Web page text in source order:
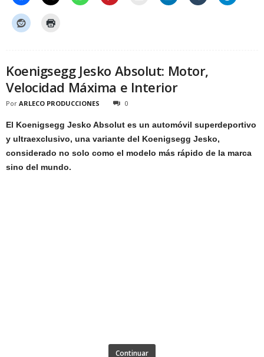
Koenigsegg Jesko Absolut: Motor,
Velocidad Máxima e Interior
Por ARLECO PRODUCCIONES 0
El Koenigsegg Jesko Absolut es un automóvil superdeportivo
y ultraexclusivo, una variante del Koenigsegg Jesko,
considerado no solo como el modelo más rápido de la marca
sino del mundo.
Continuar